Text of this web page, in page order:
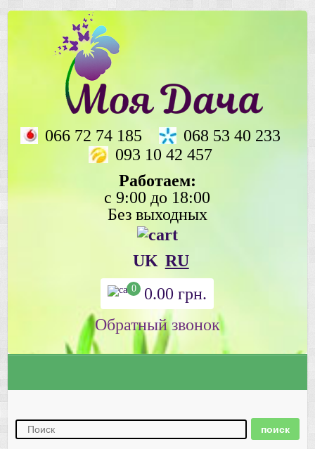
066 72 74 185
068 53 40 233
093 10 42 457
Работаем:
с 9:00 до 18:00
Без выходных
UK RU
0 0.00грн.